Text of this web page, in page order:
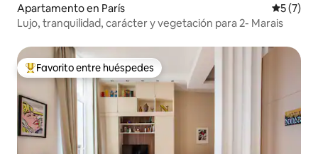
Apartamento en París
5 (7)
Lujo, tranquilidad, carácter y vegetación para 2- Marais
Favorito entre huéspedes preferido
Favorito entre huéspedes